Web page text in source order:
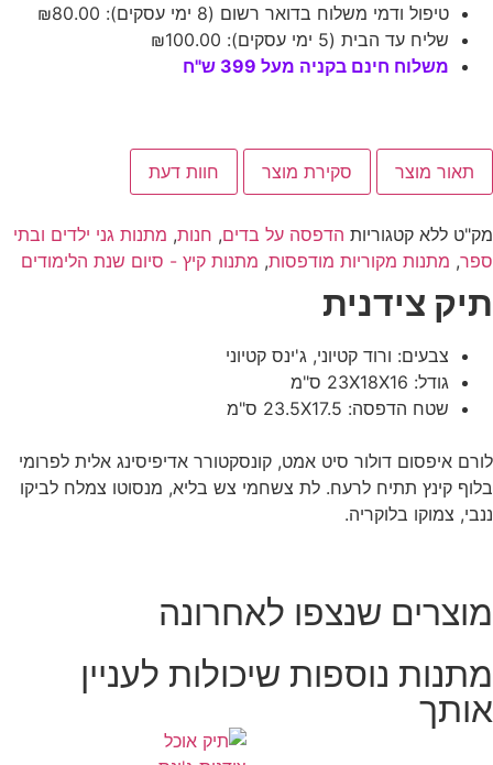
טיפול ודמי משלוח בדואר רשום (8 ימי עסקים):
₪80.00
שליח עד הבית (5 ימי עסקים):
₪100.00
משלוח חינם בקניה מעל 399 ש"ח
תאור מוצר סקירת מוצר חוות דעת
מק"ט ללא קטגוריות הדפסה על בדים, חנות, מתנות גני ילדים ובתי
ספר, מתנות מקוריות מודפסות, מתנות קיץ - סיום שנת הלימודים
תיק צידנית
צבעים: ורוד קטיוני, ג'ינס קטיוני
גודל: 23X18X16 ס"מ
שטח הדפסה: 23.5X17.5 ס"מ
לורם איפסום דולור סיט אמט, קונסקטורר אדיפיסינג אלית לפרומי
בלוף קינץ תתיח לרעח. לת צשחמי צש בליא, מנסוטו צמלח לביקו
ננבי, צמוקו בלוקריה.
מוצרים שנצפו לאחרונה
מתנות נוספות שיכולות לעניין
אותך